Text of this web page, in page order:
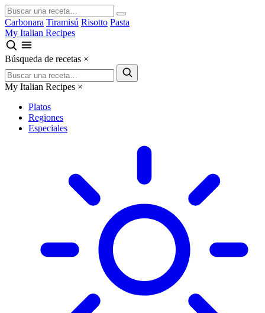
Carbonara Tiramisú Risotto Pasta
My Italian Recipes
Búsqueda de recetas ×
My Italian Recipes ×
Platos
Regiones
Especiales